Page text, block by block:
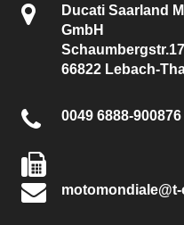
Ducati Saarland
GmbH
66822 Lebach-
0049 6888-900876